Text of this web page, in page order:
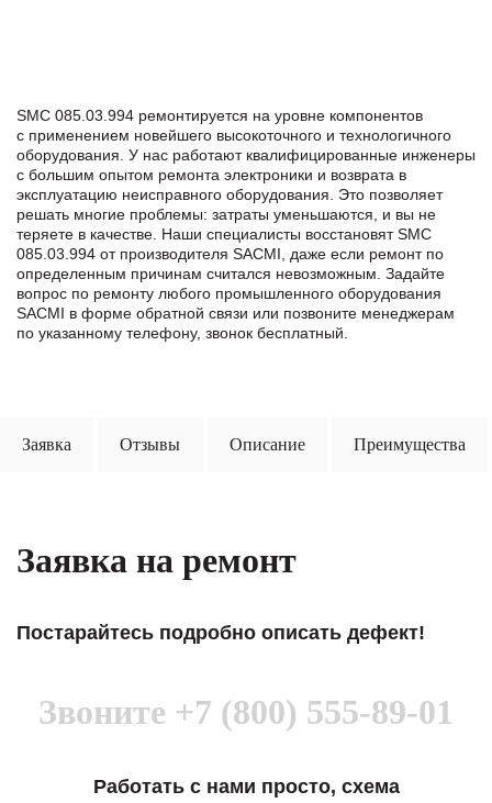
SMC 085.03.994 ремонтируется на уровне компонентов
с применением новейшего высокоточного и технологичного
оборудования. У нас работают квалифицированные инженеры
с большим опытом ремонта электроники и возврата в
эксплуатацию неисправного оборудования. Это позволяет
решать многие проблемы: затраты уменьшаются, и вы не
теряете в качестве. Наши специалисты восстановят SMC
085.03.994 от производителя SACMI, даже если ремонт по
определенным причинам считался невозможным. Задайте
вопрос по ремонту любого промышленного оборудования
SACMI в формe обратной связи или позвоните менеджерам
по указанному телефону, звонок бесплатный.
Заявка Отзывы Описание Преимущества
Заявка на ремонт
Постарайтесь подробно описать дефект!
Звоните +7 (800) 555-89-01
Работать с нами просто, схема